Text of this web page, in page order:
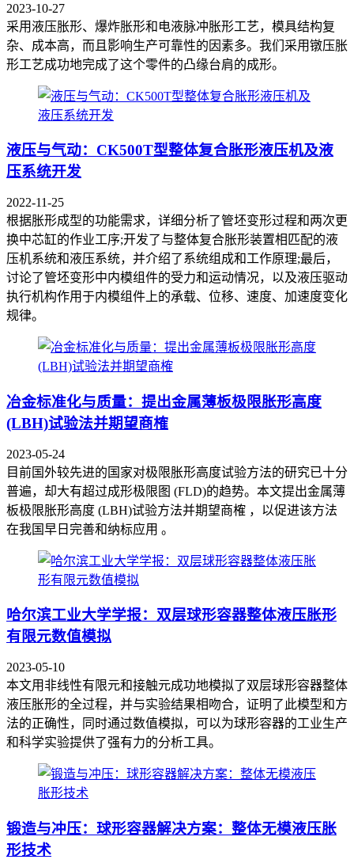
2023-10-27
采用液压胀形、爆炸胀形和电液脉冲胀形工艺，模具结构复
杂、成本高，而且影响生产可靠性的因素多。我们采用镦压胀
形工艺成功地完成了这个零件的凸缘台肩的成形。
液压与气动：CK500T型整体复合胀形液压机及液
压系统开发
2022-11-25
根据胀形成型的功能需求，详细分析了管坯变形过程和两次更
换中芯缸的作业工序;开发了与整体复合胀形装置相匹配的液
压机系统和液压系统，并介绍了系统组成和工作原理;最后，
讨论了管坯变形中内模组件的受力和运动情况，以及液压驱动
执行机构作用于内模组件上的承载、位移、速度、加速度变化
规律。
冶金标准化与质量：提出金属薄板极限胀形高度
(LBH)试验法并期望商榷
2023-05-24
目前国外较先进的国家对极限胀形高度试验方法的研究已十分
普遍，却大有超过成形极限图 (FLD)的趋势。本文提出金属薄
板极限胀形高度 (LBH)试验方法并期望商榷 ，以促进该方法
在我国早日完善和纳标应用 。
哈尔滨工业大学学报：双层球形容器整体液压胀形
有限元数值模拟
2023-05-10
本文用非线性有限元和接触元成功地模拟了双层球形容器整体
液压胀形的全过程，并与实验结果相吻合，证明了此模型和方
法的正确性，同时通过数值模拟，可以为球形容器的工业生产
和科学实验提供了强有力的分析工具。
锻造与冲压：球形容器解决方案：整体无模液压胀
形技术